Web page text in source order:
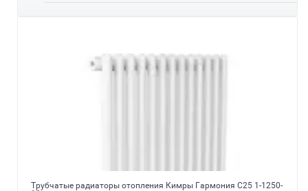
Трубчатые радиаторы отопления Кимры Гармония С25 1-1250-